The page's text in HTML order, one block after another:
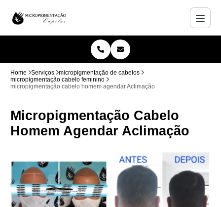
Home Serviços
micropigmentação de cabelos
micropigmentação cabelo feminino
micropigmentação cabelo homem agendar Aclimação
Micropigmentação Cabelo
Homem Agendar Aclimação